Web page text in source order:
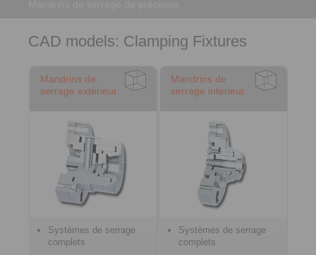
CAD models: Clamping Fixtures
Mandrins de
serrage extérieur
Systèmes de serrage
complets
Mandrins de
serrage intérieur
Systèmes de serrage
complets